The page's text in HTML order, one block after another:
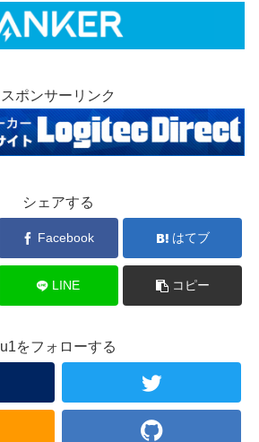
スポンサーリンク
シェアする
Facebook はてブ
LINE コピー
u1をフォローする